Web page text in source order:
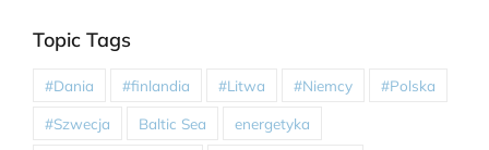
Topic Tags
#Dania #finlandia #Litwa #Niemcy #Polska
#Szwecja Baltic Sea energetyka